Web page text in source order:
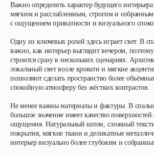
Важно определить характер будущего
мягким и расслабленным, строгим и
с ощущением приватности и визуального
Одну из ключевых ролей здесь играет свет. В
важно, как интерьер выглядит вечером,
строится сразу в нескольких сценариях.
локальный свет возле кровати и мягкие
позволяют сделать пространство более
спокойную атмосферу без жёстких контрастов.
Не менее важны материалы и фактуры. В
большое значение имеет качество
ощущения. Натуральный шпон, сложный
покрытия, мягкие ткани и деликатные
интерьер визуально более глубоким и